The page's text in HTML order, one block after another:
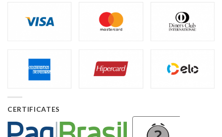
CERTIFICATES